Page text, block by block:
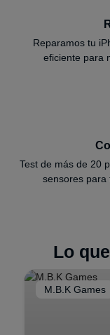
Reparamos tu
eficiente para
Test de más de 20
sensores para
Lo
M.B.K Games